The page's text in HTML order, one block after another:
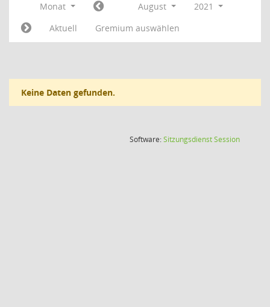
Monat August
2021
Aktuell
Gremium auswählen
Keine Daten gefunden.
Software:SitzungsdienstSession(Wird in